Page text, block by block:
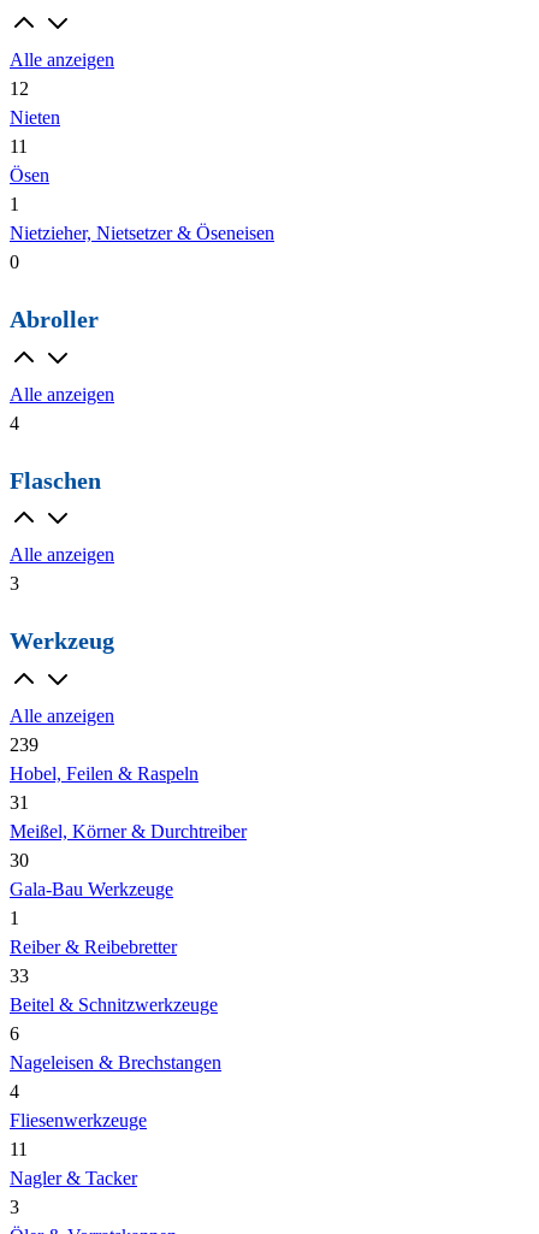
Alle anzeigen
12
Nieten
11
Ösen
1
Nietzieher, Nietsetzer & Öseneisen
0
Abroller
Alle anzeigen
4
Flaschen
Alle anzeigen
3
Werkzeug
Alle anzeigen
239
Hobel, Feilen & Raspeln
31
Meißel, Körner & Durchtreiber
30
Gala-Bau Werkzeuge
1
Reiber & Reibebretter
33
Beitel & Schnitzwerkzeuge
6
Nageleisen & Brechstangen
4
Fliesenwerkzeuge
11
Nagler & Tacker
3